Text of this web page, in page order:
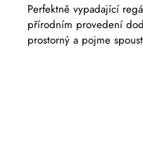
Perfektně vypadající
přírodním provedení
prostorný a pojme